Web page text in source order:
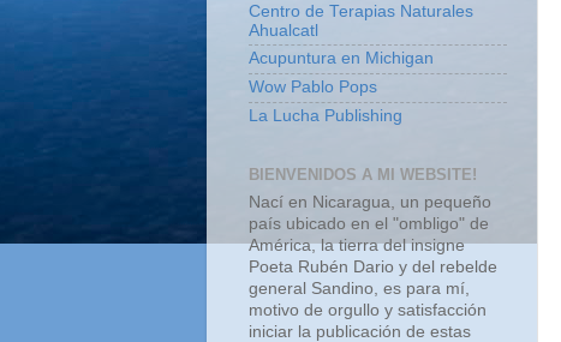
Centro de Terapias Naturales
Ahualcatl
Acupuntura en Michigan
Wow Pablo Pops
La Lucha Publishing
BIENVENIDOS A MI WEBSITE!
Nací en Nicaragua, un pequeño
país ubicado en el "ombligo" de
América, la tierra del insigne
Poeta Rubén Dario y del rebelde
general Sandino, es para mí,
motivo de orgullo y satisfacción
iniciar la publicación de estas